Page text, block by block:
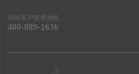
全国客户服务热线
400-889-1636